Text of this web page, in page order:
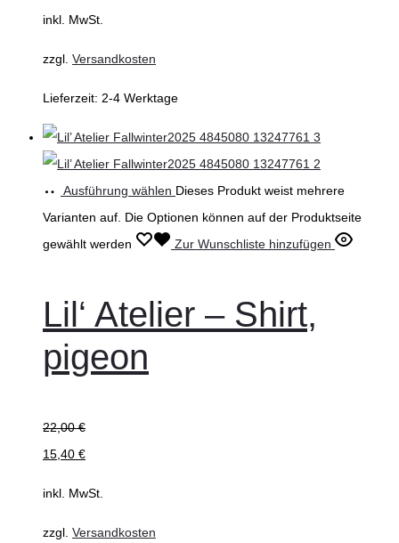
inkl. MwSt.
zzgl. Versandkosten
Lieferzeit: 2-4 Werktage
Ausführung wählen Dieses Produkt weist mehrere
Varianten auf. Die Optionen können auf der Produktseite
gewählt werden
Zur Wunschliste hinzufügen
Lil‘ Atelier – Shirt,
pigeon
22,00€
15,40 €
inkl. MwSt.
zzgl. Versandkosten